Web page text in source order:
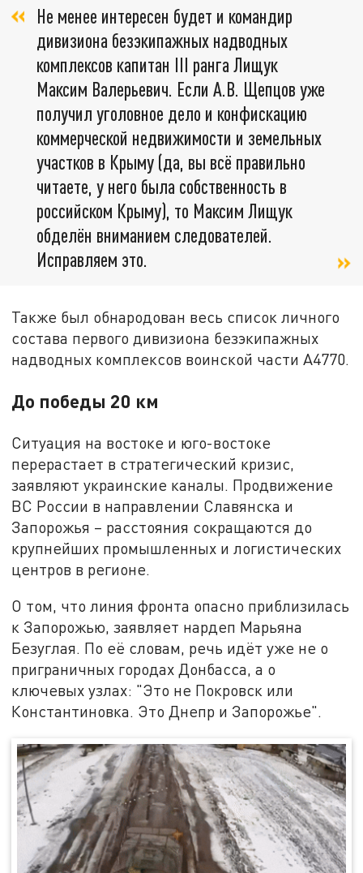
Не менее интересен будет и командир
дивизиона безэкипажных надводных
комплексов капитан III ранга Лищук
Максим Валерьевич. Если А.В. Щепцов уже
получил уголовное дело и конфискацию
коммерческой недвижимости и земельных
участков в Крыму (да, вы всё правильно
читаете, у него была собственность в
российском Крыму), то Максим Лищук
обделён вниманием следователей.
Исправляем это.
Также был обнародован весь список личного
состава первого дивизиона безэкипажных
надводных комплексов воинской части А4770.
До победы 20 км
Ситуация на востоке и юго-востоке
перерастает в стратегический кризис,
заявляют украинские каналы. Продвижение
ВС России в направлении Славянска и
Запорожья – расстояния сокращаются до
крупнейших промышленных и логистических
центров в регионе.
О том, что линия фронта опасно приблизилась
к Запорожью, заявляет нардеп Марьяна
Безуглая. По её словам, речь идёт уже не о
приграничных городах Донбасса, а о
ключевых узлах: "Это не Покровск или
Константиновка. Это Днепр и Запорожье".